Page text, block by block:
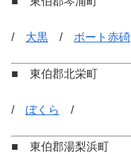
/ 大黒 / ボート赤碕
■ 東伯郡北栄町
/ ぼくら /
■ 東伯郡湯梨浜町